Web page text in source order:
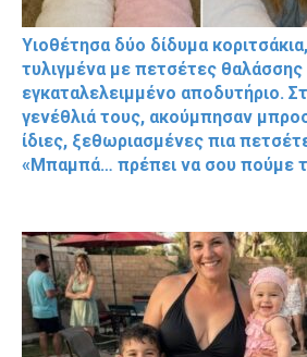
Υιοθέτησα δύο δίδυμα
τυλιγμένα με πετσέτες
εγκαταλελειμμένο αποδυτήριο.
γενέθλιά τους, ακούμπησαν
ίδιες, ξεθωριασμένες πια
«Μπαμπά… πρέπει να σου πούμε